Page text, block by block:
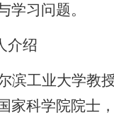
学习问题。
介绍
滨工业大学教
家科学院院士